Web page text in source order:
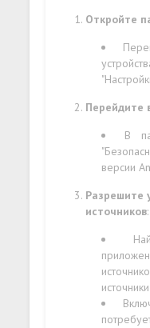
Откройте
Перейдите
В
версии
Разрешите
источников: